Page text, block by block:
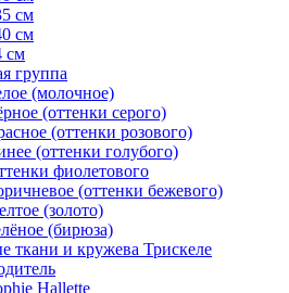
см
см
см
группа
(молочное)
(оттенки серого)
(оттенки розового)
(оттенки голубого)
фиолетового
(оттенки бежевого)
(золото)
(бирюза)
ткани и кружева Трискеле
Hallette